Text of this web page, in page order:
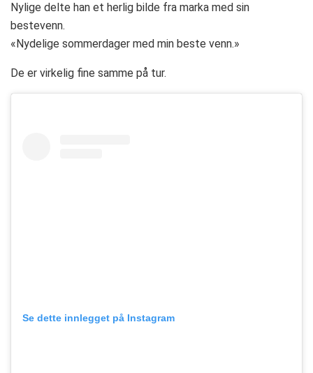
Nylige delte han et herlig bilde fra marka med sin
bestevenn.
«Nydelige sommerdager med min beste venn.»
De er virkelig fine samme på tur.
Se dette innlegget på Instagram